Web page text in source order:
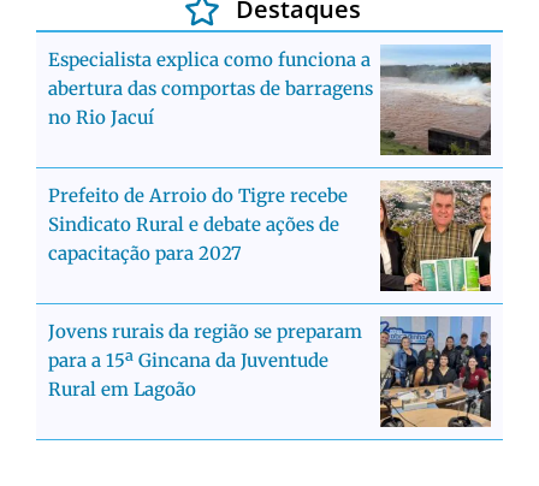
Destaques
Especialista explica como funciona a
abertura das comportas de barragens
no Rio Jacuí
Prefeito de Arroio do Tigre recebe
Sindicato Rural e debate ações de
capacitação para 2027
Jovens rurais da região se preparam
para a 15ª Gincana da Juventude
Rural em Lagoão